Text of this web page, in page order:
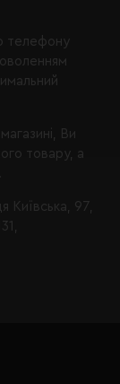
телефону
Ви
товару, а
Київська, 97,